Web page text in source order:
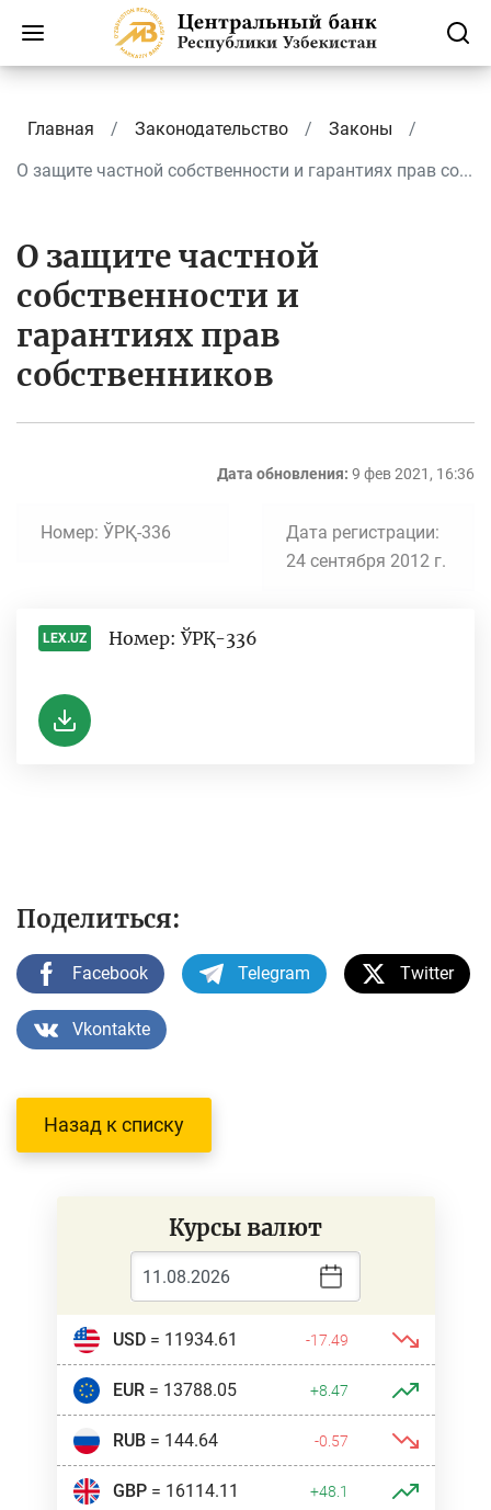
Главная Законодательство
Законы
О защите частной собственности и гарантиях прав со...
О защите частной
собственности и
гарантиях прав
собственников
Дата обновления: 9 фев 2021, 16:36
Номер: ЎРҚ-336
Дата регистрации:
24 сентября 2012 г.
LEX.UZ Номер: ЎРҚ-336
Поделиться:
Facebook Telegram Twitter
Vkontakte
Назад к списку
Курсы валют
USD= 11934.61 -17.49
EUR= 13788.05 +8.47
RUB= 144.64 -0.57
GBP= 16114.11 +48.1